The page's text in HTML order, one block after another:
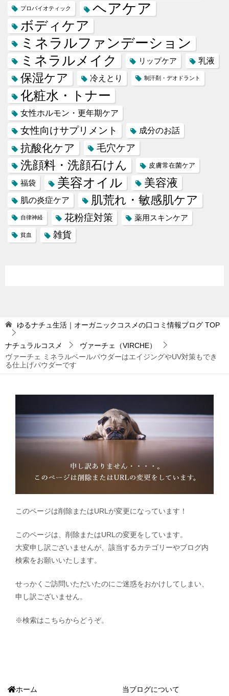
プロバイオティック ヘアケア
ボディケア
ミネラルファンデーション
ミネラルメイク リップケア 乳液
保湿ケア 冷えとり 制汗剤・デオドラント
化粧水・トナー
女性ホルモン・更年期ケア
女性向けサプリメント 成分のお話
抗酸化ケア 毛穴ケア
洗顔料・洗顔石けん 皮膚常在菌ケア
福袋 美容オイル 美容液
肌の炎症ケア 肌荒れ・敏感肌ケア
自律神経 花粉症対策 薬用スキンケア
貧血 雑貨
ゆるナチュ生活｜オーガニックコスメの口コミ情報ブログ TOP
ナチュラルコスメ
ヴァーチェ（VIRCHE）
ヴァーチェ ミネラルベールパウダーはエイジングやUV対策もでき
る仕上げパウダーです
このページは削除またはURLが変更になっています！
このページは、削除またはURLの変更をしています。
大変申し訳ございませんが、該当するカテゴリーやブログ内
検索をお願いいたします。
せっかくご訪問いただいたのにご迷惑をおかけしてしまい、
申し訳ございません。
※検索はこちらからどうぞ。
ホーム 当ブログについて